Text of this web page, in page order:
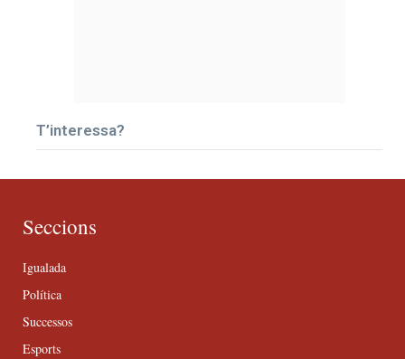
T’interessa?
Seccions
Igualada
Política
Successos
Esports